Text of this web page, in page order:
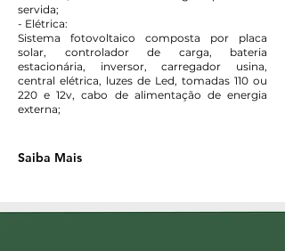
servida;
- Elétrica:
Sistema fotovoltaico composta por placa
solar, controlador de carga, bateria
estacionária, inversor, carregador usina,
central elétrica, luzes de Led, tomadas 110 ou
220 e 12v, cabo de alimentação de energia
externa;
Saiba Mais